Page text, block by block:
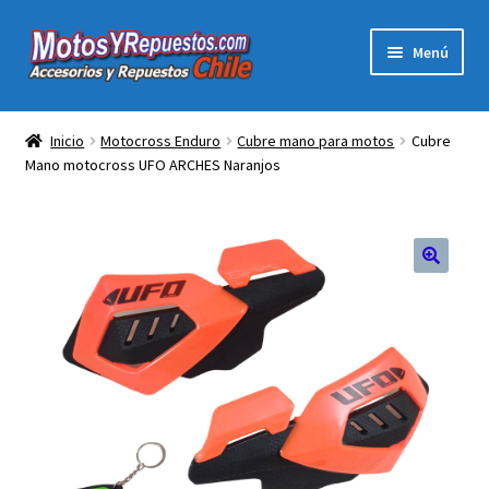
Ir
a
Ir
al
Menú
Acc y Rep Motocross Enduro
el
Electronica Para Motos
Filtros para Motos
Herramientas Para Taller
Ropa para Motociclistas
Tienda Física Motosyrepuestos
Inicio Motocross Enduro Cubre mano para motos
Cubre
Mano motocross UFO ARCHES Naranjos